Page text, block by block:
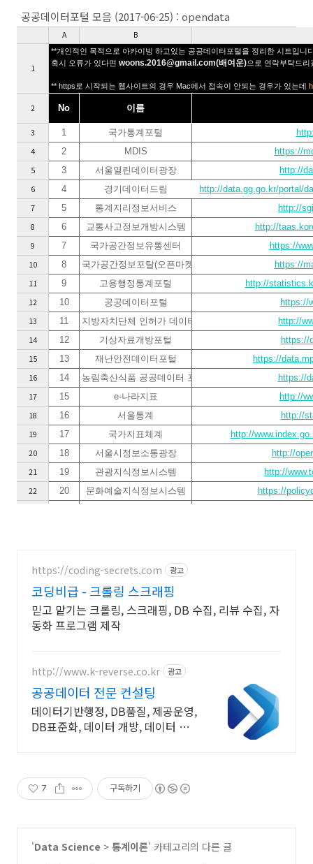
공공데이터포털 모음 (2017-06-25) : opendata
A B
1
**개인적인 목적으로 아카이빙 하고있는 공공데이터포털을 정리한 시트입니
혹시 오류가 있다면 woons.2016@gmail.com(배여운)으로 연락부탁드리
** https로 시작되는 웹사이트의 경우 Mac에서 접속이 안되는 경우가 있는데
2 No 이름
3 1 국가통계포털
4
2 MDIS
https://
5
3 서울열린데이터광장
http://
6
4 경기데이터드림
http://data.gg.go.kr/portal/
7
5 통계지리정보서비스
http://
8
6 교통사고정보개방시스템
http://
9
7 국가공간정보유통센터
https://
10
8 국가공간정보포탈(오픈마켓)
https://
11
9 고용행정통계포털
http://
12
10 공공데이터포털
https://
13
11 지방자치단체 인허가 데이터
http://
14
12 기상자료개방포털
https://
15
13 재난안전데이터포털
https://
16
14 농림축산식품 공공데이터 포털
https://
17
15 e-나라지표
http://
18
16 서울통계
http://
19
17 국가지표체계
http://
20
18 서울시정보소통광장
http://
21
19 관광지식정보시스템
http://
22
20 문화예술지식정보시스템
https://
26
24 문화셈터
27
25 건축데이터 민간개방 포털
28
26 의안정보시스템
http://
29
27 선거통계시스템
30 소상공인마당 상권정보
33
31 GBIS
34
32 부동산통계정보시스템
http://
33 고속도로 공공데이터 포털
38 36 정보공개포털
https://coding-secrets.com 광고
코딩비급 - 크롤링 스크래핑
믿고 맡기는 크롤링, 스크래핑, DB 수집, 리뷰 수집, 자
동화 프로그램 제작
http://www.k-reverse.co.kr 광고
공공데이터 전문 컨설팅
데이터기반행정, DB품질, 제공운영,
DB표준화, 데이터 개방, 데이터 분
7 구독하기
'Data Science > 통계이론' 카테고리의 다른 글